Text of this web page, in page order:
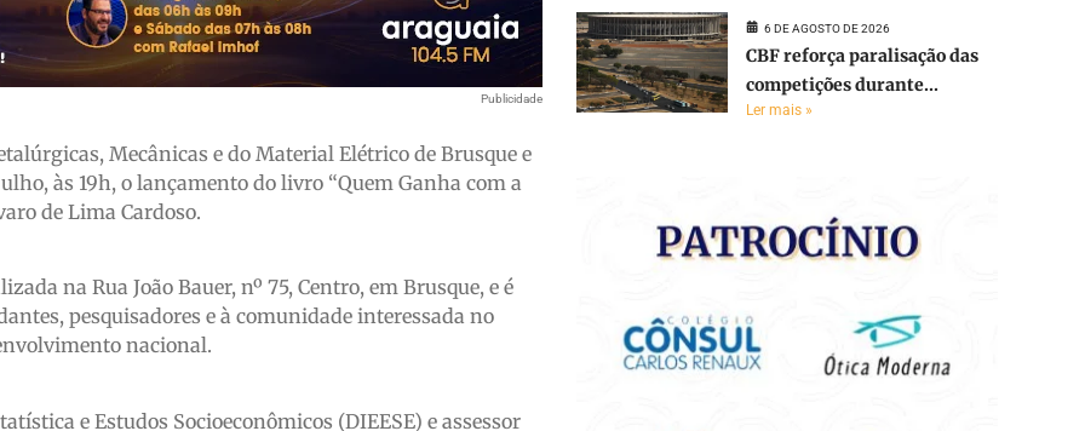
Publicidade
Mecânicas e do Material Elétrico de Brusque e
às 19h, o lançamento do livro “Quem Ganha com a
de Lima Cardoso.
na Rua João Bauer, nº 75, Centro, em Brusque, e é
pesquisadores e à comunidade interessada no
nacional.
e Estudos Socioeconômicos (DIEESE) e assessor
6 DE AGOSTO DE 2026
CBF reforça paralisação das
competições durante...
Ler mais »